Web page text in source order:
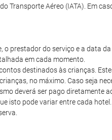
Aéreo (IATA). Em
prestador do serviço e a data
em cada momento.
destinados às crianças.
no máximo. Caso seja
deverá ser pago diretamente
isto pode variar entre cada